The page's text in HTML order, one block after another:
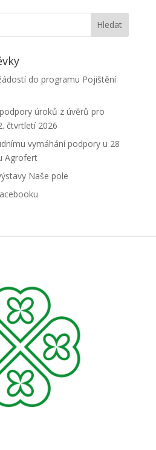
do programu Pojištění
úroků z úvěrů pro
čtvrtletí 2026
vymáhání podpory u 28
Agrofert
Naše pole